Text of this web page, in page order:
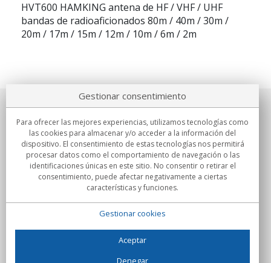
HVT600 HAMKING antena de HF / VHF / UHF
bandas de radioaficionados 80m / 40m / 30m /
20m / 17m / 15m / 12m / 10m / 6m / 2m
Sobre nosotros
Compromisos
Compras
Gestionar consentimiento
Para ofrecer las mejores experiencias, utilizamos tecnologías como
las cookies para almacenar y/o acceder a la información del
dispositivo. El consentimiento de estas tecnologías nos permitirá
procesar datos como el comportamiento de navegación o las
identificaciones únicas en este sitio. No consentir o retirar el
consentimiento, puede afectar negativamente a ciertas
características y funciones.
Gestionar cookies
Aceptar
Denegar